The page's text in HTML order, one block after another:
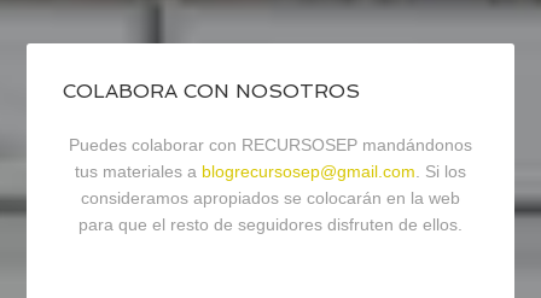
COLABORA CON NOSOTROS
Puedes colaborar con RECURSOSEP mandándonos
tus materiales a blogrecursosep@gmail.com. Si los
consideramos apropiados se colocarán en la web
para que el resto de seguidores disfruten de ellos.